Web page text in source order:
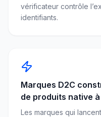
vérificateur contrôle
identifiants.
Marques D2C
de produits native à
Les marques qui